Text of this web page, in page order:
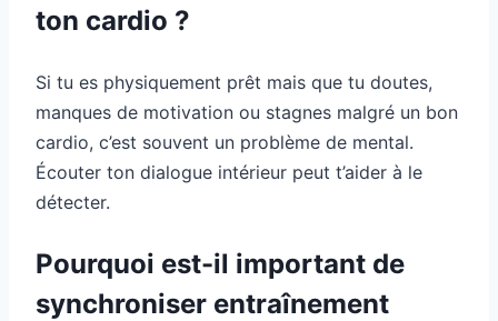
ton cardio ?
Si tu es physiquement prêt mais que tu doutes,
manques de motivation ou stagnes malgré un bon
cardio, c’est souvent un problème de mental.
Écouter ton dialogue intérieur peut t’aider à le
détecter.
Pourquoi est-il important de
synchroniser entraînement